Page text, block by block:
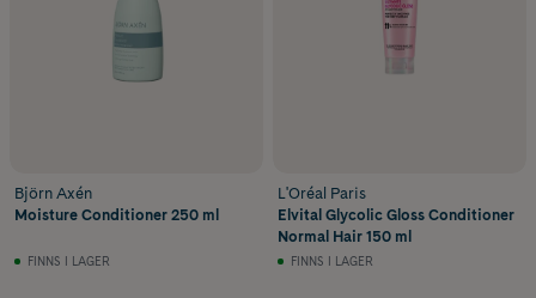
Björn Axén
Moisture Conditioner 250 ml
FINNS I LAGER
L'Oréal Paris
Elvital Glycolic Gloss Conditioner
Normal Hair 150 ml
FINNS I LAGER